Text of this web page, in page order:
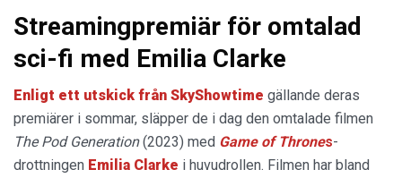
Streamingpremiär för omtalad
sci-fi med Emilia Clarke
Enligt ett utskick från SkyShowtime gällande deras
premiärer i sommar, släpper de i dag den omtalade filmen
The Pod Generation(2023) med Game of Thrones-
drottningen Emilia Clarke i huvudrollen. Filmen har bland